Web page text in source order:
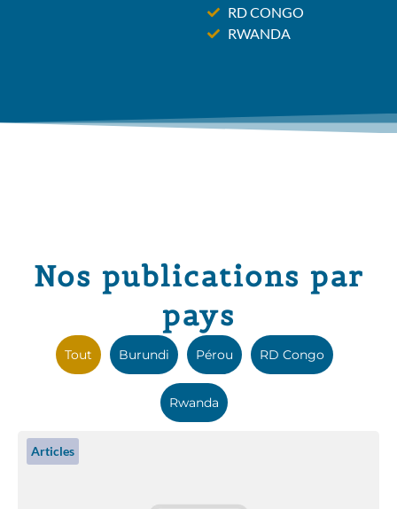
RD CONGO
RWANDA
Nos publications par
pays
Tout Burundi Pérou RD Congo
Rwanda
Articles